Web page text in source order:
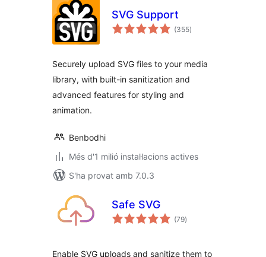
SVG Support
(355puntuacions
totals
)
Securely upload SVG files to your media
library, with built-in sanitization and
advanced features for styling and
animation.
Benbodhi
Més d'1 milió instal·lacions actives
S'ha provat amb 7.0.3
Safe SVG
(79puntuacions
totals
)
Enable SVG uploads and sanitize them to